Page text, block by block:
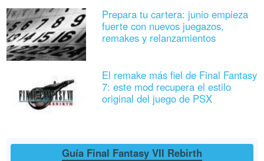
Prepara tu cartera: junio empieza
fuerte con nuevos juegazos,
remakes y relanzamientos
El remake más fiel de Final Fantasy
7: este mod recupera el estilo
original del juego de PSX
Guía Final Fantasy VII Rebirth